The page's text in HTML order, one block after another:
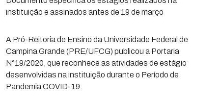
instituição e assinados antes de 19 de março
A Pró-Reitoria de Ensino da Universidade Federal de
Campina Grande (PRE/UFCG) publicou a Portaria
N°19/2020, que reconhece as atividades de estágio
desenvolvidas na instituição durante o Período de
Pandemia COVID-19.